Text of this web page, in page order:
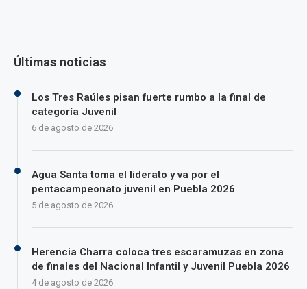
Últimas noticias
Los Tres Raúles pisan fuerte rumbo a la final de
categoría Juvenil
6 de agosto de 2026
Agua Santa toma el liderato y va por el
pentacampeonato juvenil en Puebla 2026
5 de agosto de 2026
Herencia Charra coloca tres escaramuzas en zona
de finales del Nacional Infantil y Juvenil Puebla 2026
4 de agosto de 2026